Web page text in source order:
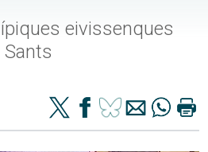
eivissenques